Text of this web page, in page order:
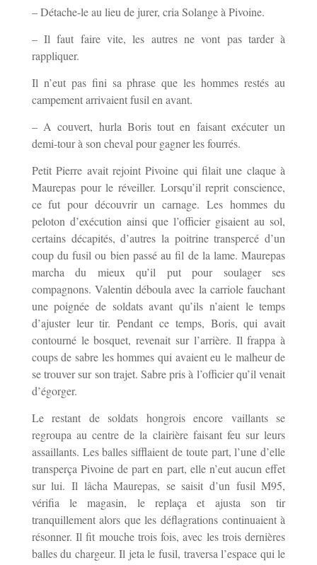
– Détache-le au lieu de jurer, cria Solange à Pivoine.
– Il faut faire vite, les autres ne vont pas tarder à
rappliquer.
Il n’eut pas fini sa phrase que les hommes restés au
campement arrivaient fusil en avant.
– A couvert, hurla Boris tout en faisant exécuter un
demi-tour à son cheval pour gagner les fourrés.
Petit Pierre avait rejoint Pivoine qui filait une claque à
Maurepas pour le réveiller. Lorsqu’il reprit conscience,
ce fut pour découvrir un carnage. Les hommes du
peloton d’exécution ainsi que l’officier gisaient au sol,
certains décapités, d’autres la poitrine transpercé d’un
coup du fusil ou bien passé au fil de la lame. Maurepas
marcha du mieux qu’il put pour soulager ses
compagnons. Valentin déboula avec la carriole fauchant
une poignée de soldats avant qu’ils n’aient le temps
d’ajuster leur tir. Pendant ce temps, Boris, qui avait
contourné le bosquet, revenait sur l’arrière. Il frappa à
coups de sabre les hommes qui avaient eu le malheur de
se trouver sur son trajet. Sabre pris à l’officier qu’il venait
d’égorger.
Le restant de soldats hongrois encore vaillants se
regroupa au centre de la clairière faisant feu sur leurs
assaillants. Les balles sifflaient de toute part, l’une d’elle
transperça Pivoine de part en part, elle n’eut aucun effet
sur lui. Il lâcha Maurepas, se saisit d’un fusil M95,
vérifia le magasin, le replaça et ajusta son tir
tranquillement alors que les déflagrations continuaient à
résonner. Il fit mouche trois fois, avec les trois dernières
balles du chargeur. Il jeta le fusil, traversa l’espace qui le